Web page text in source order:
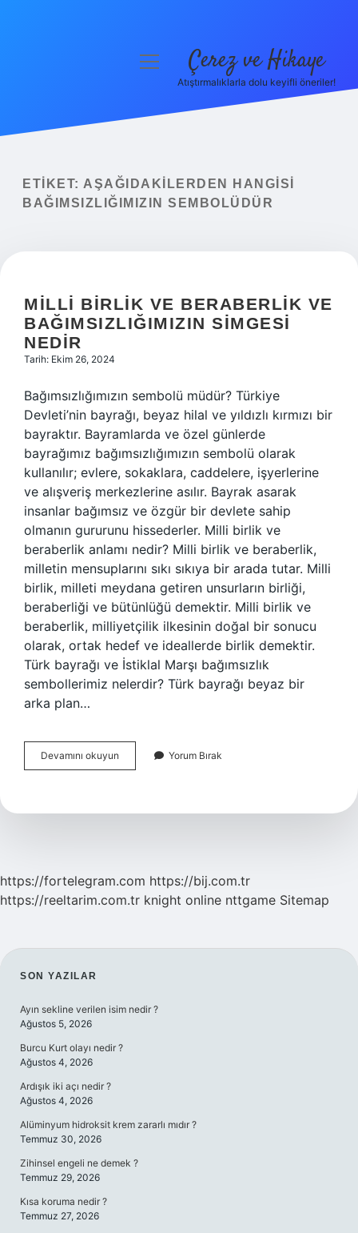
Yasal Uyarı
menüyü Çerez ve Hikaye
Atıştırmalıklarla dolu keyifli öneriler!
ETIKET: AŞAĞIDAKILERDEN HANGISI
BAĞIMSIZLIĞIMIZIN SEMBOLÜDÜR
MILLI BIRLIK VE BERABERLIK VE
BAĞIMSIZLIĞIMIZIN SIMGESI
NEDIR
Tarih: Ekim 26, 2024
Bağımsızlığımızın sembolü müdür? Türkiye
Devleti’nin bayrağı, beyaz hilal ve yıldızlı kırmızı bir
bayraktır. Bayramlarda ve özel günlerde
bayrağımız bağımsızlığımızın sembolü olarak
kullanılır; evlere, sokaklara, caddelere, işyerlerine
ve alışveriş merkezlerine asılır. Bayrak asarak
insanlar bağımsız ve özgür bir devlete sahip
olmanın gururunu hissederler. Milli birlik ve
beraberlik anlamı nedir? Milli birlik ve beraberlik,
milletin mensuplarını sıkı sıkıya bir arada tutar. Milli
birlik, milleti meydana getiren unsurların birliği,
beraberliği ve bütünlüğü demektir. Milli birlik ve
beraberlik, milliyetçilik ilkesinin doğal bir sonucu
olarak, ortak hedef ve ideallerde birlik demektir.
Türk bayrağı ve İstiklal Marşı bağımsızlık
sembollerimiz nelerdir? Türk bayrağı beyaz bir
arka plan…
Devamını okuyun
Birlik
Ve
Yorum Bırak
https://fortelegram.com https://bij.com.tr
https://reeltarim.com.tr knight online nttgame Sitemap
SIDEBAR
SON YAZILAR
Ayın sekline verilen isim nedir ?
Ağustos 5, 2026
Burcu Kurt olayı nedir ?
Ağustos 4, 2026
Ardışık iki açı nedir ?
Ağustos 4, 2026
Alüminyum hidroksit krem zararlı mıdır ?
Temmuz 30, 2026
Zihinsel engeli ne demek ?
Temmuz 29, 2026
Kısa koruma nedir ?
Temmuz 27, 2026